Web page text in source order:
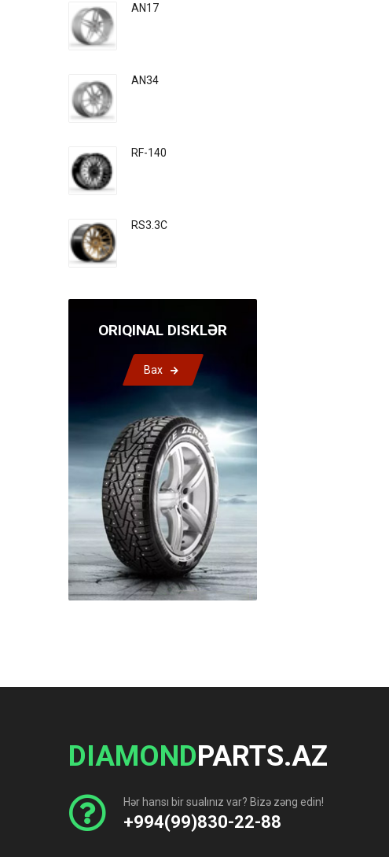
AN17
AN34
RF-140
RS3.3C
ORIQINAL DISKLƏR
Bax
DIAMONDPARTS.AZ
Hər hansı bir sualınız var? Bizə zəng edin!
+994(99)830-22-88